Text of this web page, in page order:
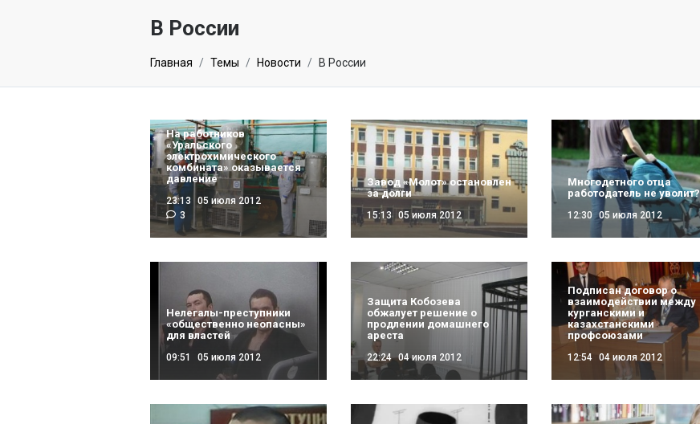
ПОДПИСКА ОНЛАЙН
В России
Главная Темы Новости В России
На работников
«Уральского
электрохимического
комбината» оказывается
давление
23:13
05 июля 2012
3
Завод «Молот» остановлен
за долги
15:13 05 июля 2012
Многодетного отца
работодатель не уволит?
12:30 05 июля 2012
Нелегалы-преступники
«общественно неопасны»
для властей
09:51 05 июля 2012
Защита Кобозева
обжалует решение о
продлении домашнего
ареста
22:24 04 июля 2012
Подписан договор о
взаимодействии между
курганскими и
казахстанскими
профсоюзами
12:54 04 июля 2012